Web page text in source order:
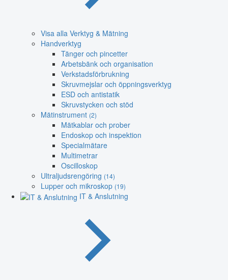
Visa alla Verktyg & Mätning
Handverktyg
Tänger och pincetter
Arbetsbänk och organisation
Verkstadsförbrukning
Skruvmejslar och öppningsverktyg
ESD och antistatik
Skruvstycken och stöd
Mätinstrument (2)
Mätkablar och prober
Endoskop och inspektion
Specialmätare
Multimetrar
Oscilloskop
Ultraljudsrengöring (14)
Lupper och mikroskop (19)
IT & Anslutning